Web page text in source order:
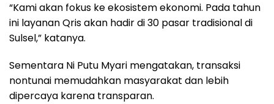
“Kami akan fokus ke ekosistem ekonomi. Pada tahun
ini layanan Qris akan hadir di 30 pasar tradisional di
Sulsel,” katanya.
Sementara Ni Putu Myari mengatakan, transaksi
nontunai memudahkan masyarakat dan lebih
dipercaya karena transparan.